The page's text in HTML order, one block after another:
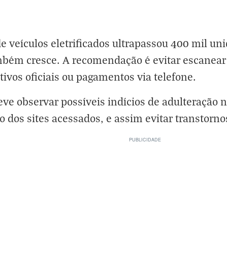
veículos eletrificados ultrapassou 400 mil
cresce. A recomendação é evitar
oficiais ou pagamentos via telefone.
observar possíveis indícios de adulteração
dos sites acessados, e assim evitar